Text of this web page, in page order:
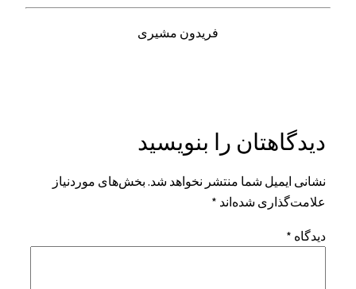
فریدون مشیری
دیدگاهتان را بنویسید
نشانی ایمیل شما منتشر نخواهد شد. بخش‌های موردنیاز
علامت‌گذاری شده‌اند *
دیدگاه *